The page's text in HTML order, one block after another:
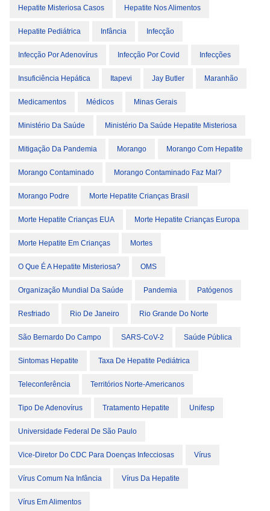
Hepatite Misteriosa Casos Hepatite Nos Alimentos
Hepatite Pediátrica Infância Infecção
Infecção Por Adenovírus Infecção Por Covid Infecções
Insuficiência Hepática Itapevi Jay Butler Maranhão
Medicamentos Médicos Minas Gerais
Ministério Da Saúde Ministério Da Saúde Hepatite Misteriosa
Mitigação Da Pandemia Morango Morango Com Hepatite
Morango Contaminado Morango Contaminado Faz Mal?
Morango Podre Morte Hepatite Crianças Brasil
Morte Hepatite Crianças EUA Morte Hepatite Crianças Europa
Morte Hepatite Em Crianças Mortes
O Que É A Hepatite Misteriosa? OMS
Organização Mundial Da Saúde Pandemia Patógenos
Resfriado Rio De Janeiro Rio Grande Do Norte
São Bernardo Do Campo SARS-CoV-2 Saúde Pública
Sintomas Hepatite Taxa De Hepatite Pediátrica
Teleconferência Territórios Norte-Americanos
Tipo De Adenovírus Tratamento Hepatite Unifesp
Universidade Federal De São Paulo
Vice-Diretor Do CDC Para Doenças Infecciosas Vírus
Vírus Comum Na Infância Vírus Da Hepatite
Vírus Em Alimentos